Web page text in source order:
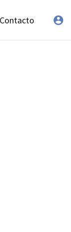
Contacto